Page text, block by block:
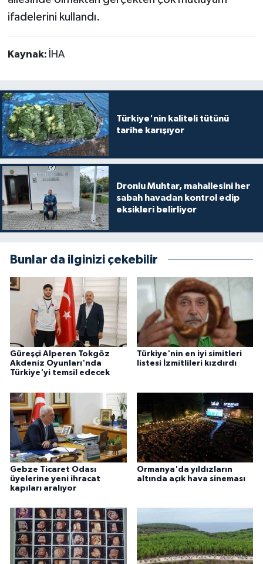
ifadelerini kullandı.
Kaynak: İHA
Türkiye'nin kaliteli tütünü
tarihe karışıyor
Dronlu Muhtar, mahallesini her
sabah havadan kontrol edip
eksikleri belirliyor
Bunlar da ilginizi çekebilir
Güreşçi Alperen Tokgöz
Akdeniz Oyunları'nda
Türkiye'yi temsil edecek
Türkiye'nin en iyi simitleri
listesi İzmitlileri kızdırdı
Gebze Ticaret Odası
üyelerine yeni ihracat
kapıları aralıyor
Ormanya'da yıldızların
altında açık hava sineması